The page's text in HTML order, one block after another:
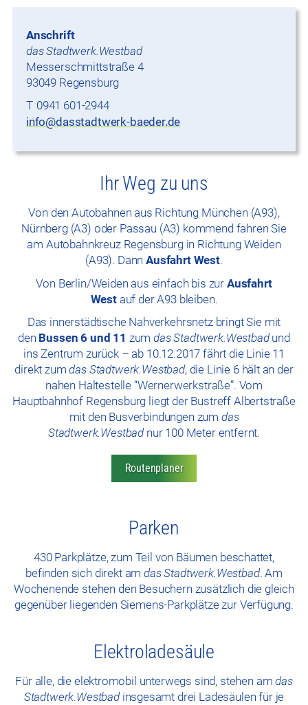
Anschrift
das Stadtwerk.Westbad
Messerschmittstraße 4
93049 Regensburg
0941 601-2944
info@dasstadtwerk-baeder.de
Ihr Weg zu uns
Von den Autobahnen aus Richtung München (A93),
Nürnberg (A3) oder Passau (A3) kommend fahren Sie
am Autobahnkreuz Regensburg in Richtung Weiden
(A93). DannAusfahrt West.
Von Berlin/Weiden aus einfach bis zur Ausfahrt
Westauf der A93 bleiben.
Das innerstädtische Nahverkehrsnetz bringt Sie mit
den Bussen 6 und 11 zumdas Stadtwerk.Westbadund
ins Zentrum zurück – ab 10.12.2017 fährt die Linie 11
direkt zumdas Stadtwerk.Westbad, die Linie 6 hält an der
nahen Haltestelle “Wernerwerkstraße”. Vom
Hauptbahnhof Regensburg liegt der Bustreff Albertstraße
mit den Busverbindungen zum das
Stadtwerk.Westbadnur 100 Meter entfernt.
Routenplaner
Parken
430 Parkplätze, zum Teil von Bäumen beschattet,
befinden sich direkt amdas Stadtwerk.Westbad. Am
Wochenende stehen den Besuchern zusätzlich die gleich
gegenüber liegenden Siemens-Parkplätze zur Verfügung.
Elektroladesäule
Für alle, die elektromobil unterwegs sind, stehen amdas
Stadtwerk.Westbadinsgesamt drei Ladesäulen für je